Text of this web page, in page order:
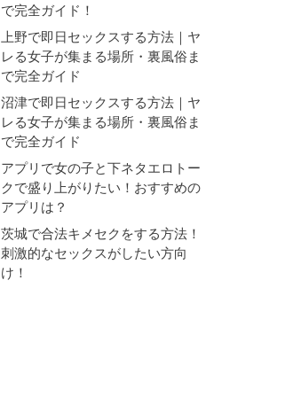
で完全ガイド！
上野で即日セックスする方法｜ヤ
レる女子が集まる場所・裏風俗ま
で完全ガイド
沼津で即日セックスする方法｜ヤ
レる女子が集まる場所・裏風俗ま
で完全ガイド
アプリで女の子と下ネタエロトー
クで盛り上がりたい！おすすめの
アプリは？
茨城で合法キメセクをする方法！
刺激的なセックスがしたい方向
け！